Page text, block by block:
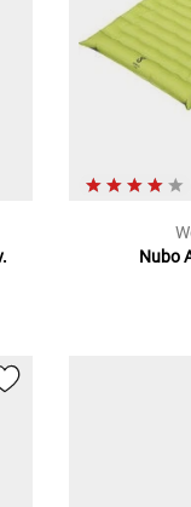
Nubo